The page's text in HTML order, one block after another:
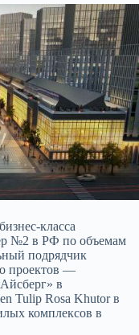
класса
№2 в РФ по объемам
подрядчик
проектов —
в
Tulip Rosa Khutor в
комплексов в